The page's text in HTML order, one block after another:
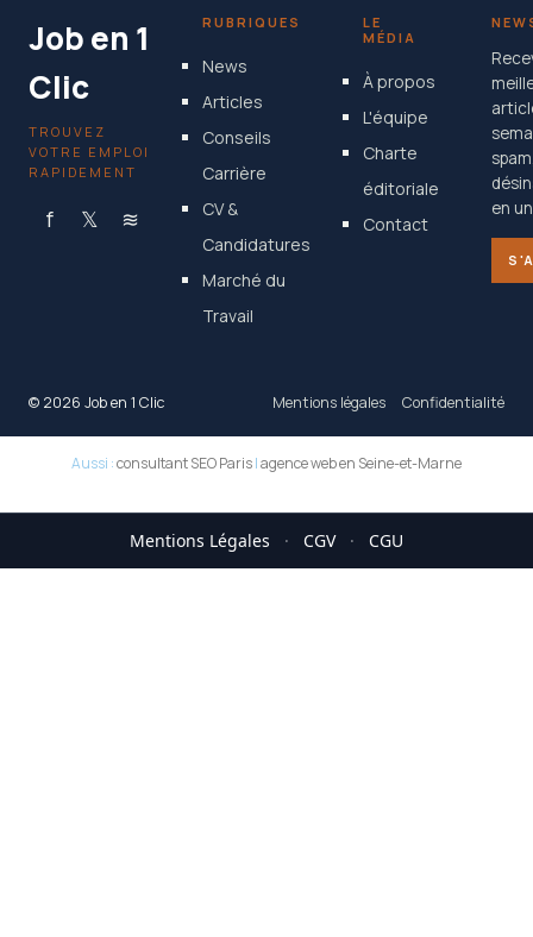
Job en 1
Clic
TROUVEZ
VOTRE EMPLOI
RAPIDEMENT
f 𝕏 ≋
RUBRIQUES
News
Articles
Conseils
Carrière
CV &
Candidatures
Marché du
Travail
LE
MÉDIA
À propos
L'équipe
Charte
éditoriale
Contact
en
© 2026 Job en 1 Clic Mentions légales Confidentialité
Aussi :consultant SEO Paris|agence web en Seine-et-Marne
Mentions Légales · CGV · CGU